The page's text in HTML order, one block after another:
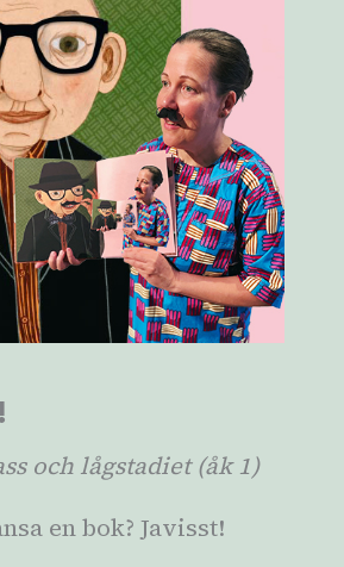
och lågstadiet (åk 1)
en bok? Javisst!